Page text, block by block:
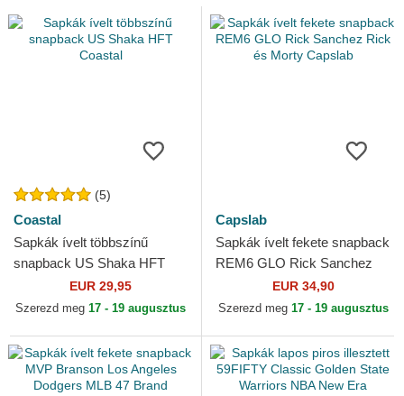
(5)
Coastal
Sapkák ívelt többszínű
snapback US Shaka HFT
EUR 29,95
Szerezd meg 17 - 19 augusztus
Capslab
Sapkák ívelt fekete snapback
REM6 GLO Rick Sanchez
Rick és Morty Capslab
EUR 34,90
Szerezd meg 17 - 19 augusztus